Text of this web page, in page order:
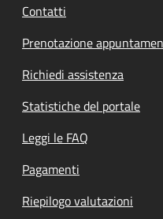
Contatti
Prenotazione
Richiedi assistenza
Statistiche del portale
Leggi le FAQ
Pagamenti
Riepilogo valutazioni